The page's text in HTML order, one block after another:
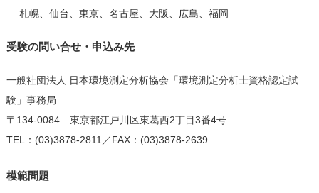
札幌、仙台、東京、名古屋、大阪、広島、福岡
受験の問い合せ・申込み先
一般社団法人 日本環境測定分析協会「環境測定分析士資格認定試
験」事務局
〒134-0084 東京都江戸川区東葛西2丁目3番4号
TEL：(03)3878-2811／FAX：(03)3878-2639
模範問題